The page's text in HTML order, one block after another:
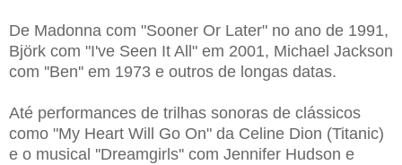
De Madonna com "Sooner Or Later" no ano de 1991,
Björk com "I've Seen It All" em 2001, Michael Jackson
com ''Ben'' em 1973 e outros de longas datas.
Até performances de trilhas sonoras de clássicos
como "My Heart Will Go On" da Celine Dion (Titanic)
e o musical ''Dreamgirls'' com Jennifer Hudson e